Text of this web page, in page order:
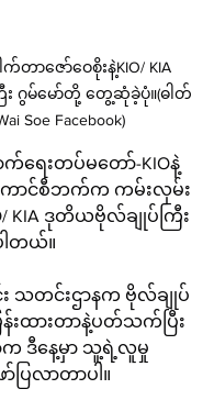
က်တာဇော်ဝေစိုးနဲ့KIO/ KIA
ဂွမ်မော်တို့ တွေ့ဆုံခဲ့ပုံ။(ဓါတ်
Soe Facebook)
ရေးတပ်မတော်-KIOနဲ့
ောင်စီဘက်က ကမ်းလှမ်း
ဒုတိယဗိုလ်ချုပ်ကြီး
ါတယ်။
း သတင်းဌာနက ဗိုလ်ချုပ်
န်းထားတာနဲ့ပတ်သက်ပြီး
က ဒီနေ့မှာ သူ့ရဲ့လူမှု
ြလာတာပါ။